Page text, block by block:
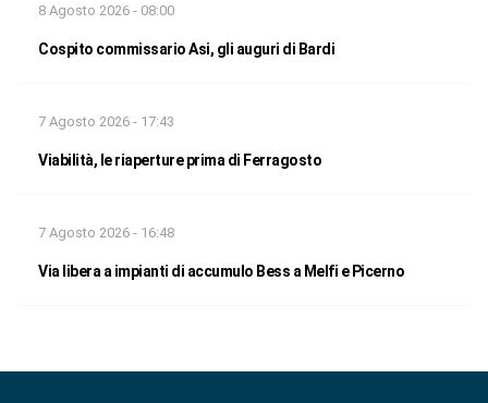
8 Agosto 2026 - 08:00
Cospito commissario Asi, gli auguri di Bardi
7 Agosto 2026 - 17:43
Viabilità, le riaperture prima di Ferragosto
7 Agosto 2026 - 16:48
Via libera a impianti di accumulo Bess a Melfi e Picerno